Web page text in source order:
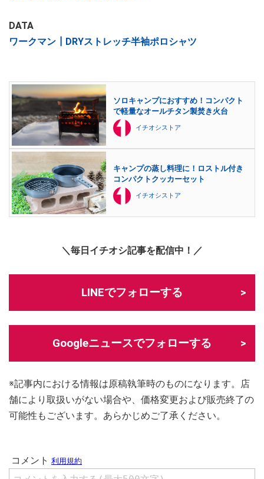
DATA
ワークマン┃DRYストレッチ半袖ポロシャツ
ソロキャンプにおすすめ！コンパクト
で軽量なオールチタン製焚き火台
イチオシストア
キャンプの蒸し料理に！ロストル付き
コンパクトクッカーセット
イチオシストア
＼毎日イチオシ記事を配信中！／
LINEでフォローする
Googleニュースでフォローする
※記事内における情報は原稿執筆時のものになります。店
舗により取扱いがない場合や、価格変更および販売終了の
可能性もございます。あらかじめご了承ください。